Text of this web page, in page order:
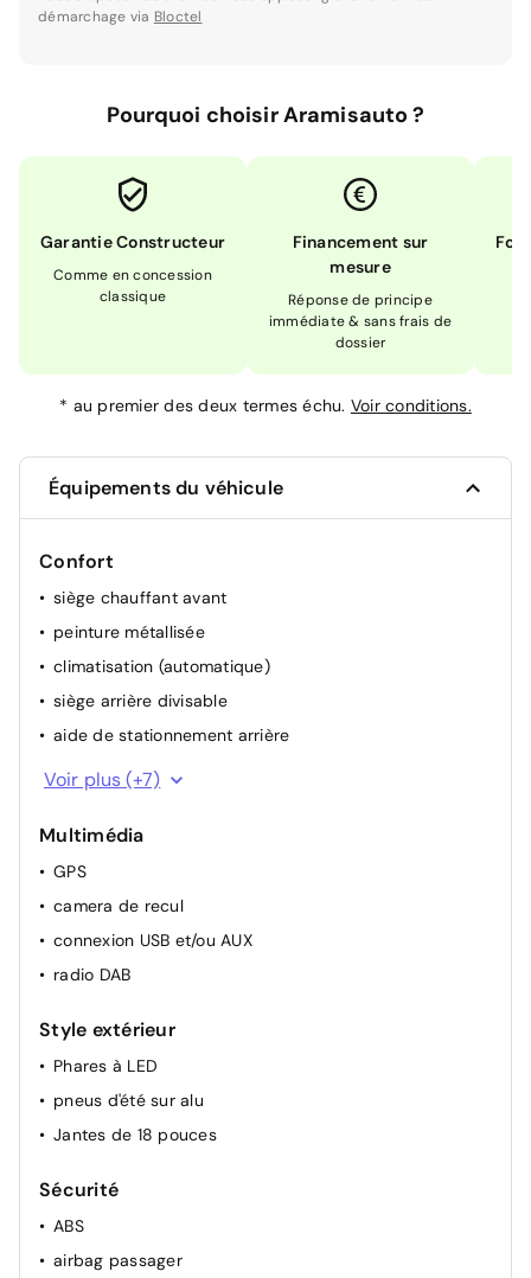
démarchage via Bloctel
Pourquoi choisir Aramisauto ?
Garantie Constructeur
Comme en concession
classique
Financement sur
mesure
Réponse de principe
immédiate & sans frais de
dossier
* au premier des deux termes échu. Voir conditions.
Équipements du véhicule
Confort
siège chauffant avant
peinture métallisée
climatisation (automatique)
siège arrière divisable
aide de stationnement arrière
rétroviseur int. auto
fonction start/stop
démarrage keyless
wireless charging
vitres électriques front
vitres arrière électriques
Voir plus (+7)
Multimédia
GPS
camera de recul
connexion USB et/ou AUX
radio DAB
Style extérieur
Phares à LED
pneus d'été sur alu
Jantes de 18 pouces
Sécurité
ABS
airbag passager